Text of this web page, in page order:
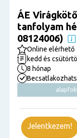
ÁE
tanfolyam
08124006)
Online elérhető
kedd és
8 hónap
Jelentkezem!